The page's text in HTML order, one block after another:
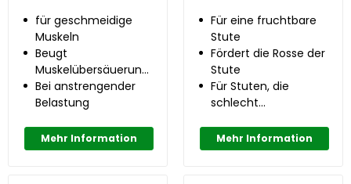
für geschmeidige
Muskeln
Beugt
Muskelübersäuerung
vor
Bei anstrengender
Belastung
Mehr Information
Für eine fruchtbare
Stute
Fördert die Rosse der
Stute
Für Stuten, die
schlecht
Mehr Information